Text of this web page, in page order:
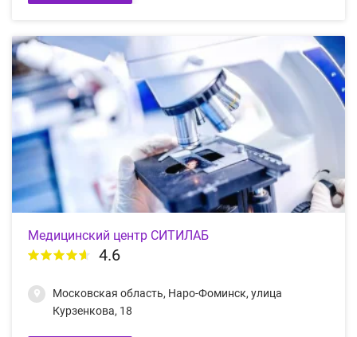
Медицинский центр СИТИЛАБ
4.6
Московская область, Наро-Фоминск, улица
Курзенкова, 18